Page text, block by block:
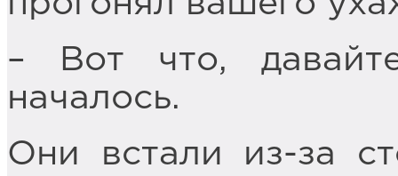
– Вот что,
началось.
Они встали из-за